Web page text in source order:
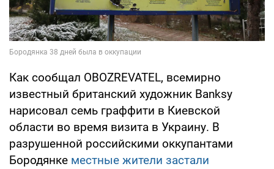
Как сообщал OBOZREVATEL, всемирно
известный британский художник Banksy
нарисовал семь граффити в Киевской
области во время визита в Украину. В
разрушенной российскими оккупантами
Бородянке местные жители застали